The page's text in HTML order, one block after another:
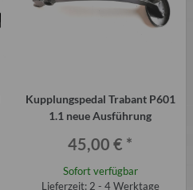
Kupplungspedal Trabant P601
1.1 neue Ausführung
45,00 € *
Sofort verfügbar
Lieferzeit: 2 - 4 Werktage